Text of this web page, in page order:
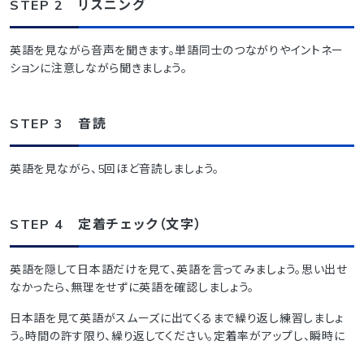
STEP 2 リスニング
英語を見ながら音声を聞きます。単語同士のつながりやイントネー
ションに注意しながら聞きましょう。
STEP 3 音読
英語を見ながら、5回ほど音読しましょう。
STEP 4 定着チェック（文字）
英語を隠して日本語だけを見て、英語を言ってみましょう。思い出せ
なかったら、無理をせずに英語を確認しましょう。
日本語を見て英語がスムーズに出てくるまで繰り返し練習しましょ
う。時間の許す限り、繰り返してください。定着率がアップし、瞬時に